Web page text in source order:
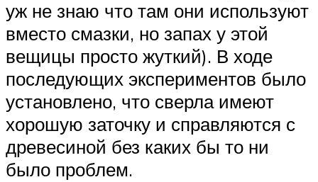
уж не знаю что там они используют
вместо смазки, но запах у этой
вещицы просто жуткий). В ходе
последующих экспериментов было
установлено, что сверла имеют
хорошую заточку и справляются с
древесиной без каких бы то ни
было проблем.